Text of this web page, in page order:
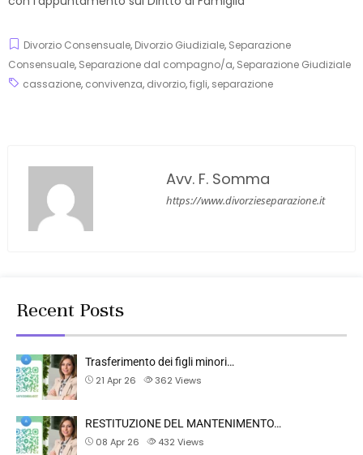
Divorzio Consensuale, Divorzio Giudiziale, Separazione
Consensuale, Separazione dal compagno/a, Separazione Giudiziale
cassazione, convivenza, divorzio,figli, separazione
Avv. F. Somma
https://www.divorzieseparazione.it
Recent Posts
Trasferimento dei figli minori…
21 Apr 26
362 Views
RESTITUZIONE DEL MANTENIMENTO…
08 Apr 26
432 Views